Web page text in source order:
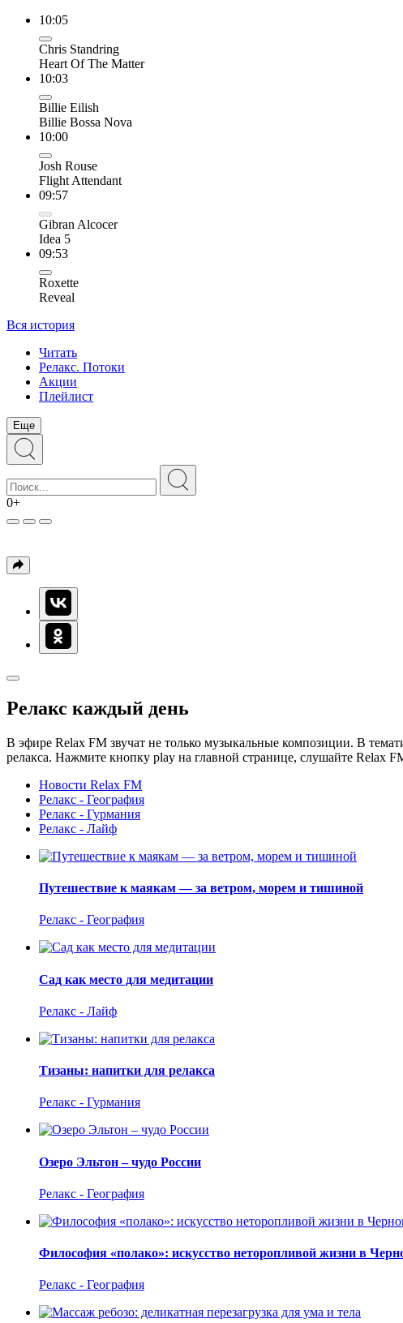
10:05
Chris Standring
Heart Of The Matter
10:03
Billie Eilish
Billie Bossa Nova
10:00
Josh Rouse
Flight Attendant
09:57
Gibran Alcocer
Idea 5
09:53
Roxette
Reveal
Вся история
Читать
Релакс. Потоки
Акции
Плейлист
Еще
0+
Релакс каждый день
В эфире Relax FM звучат не только музыкальные композиции. В
релакса. Нажмите кнопку play на главной странице, слушайте Relax
Новости Relax FM
Релакс - География
Релакс - Гурмания
Релакс - Лайф
Путешествие к маякам — за ветром, морем и тишиной
Релакс - География
Сад как место для медитации
Релакс - Лайф
Тизаны: напитки для релакса
Релакс - Гурмания
Озеро Эльтон – чудо России
Релакс - География
Философия «полако»: искусство неторопливой жизни в
Релакс - География